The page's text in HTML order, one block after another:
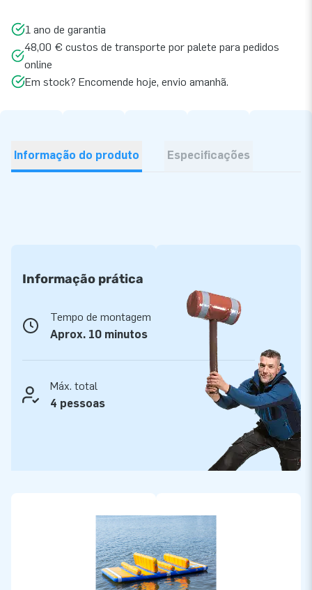
1 ano de garantia
48,00 € custos de transporte por palete para pedidos
online
Em stock? Encomende hoje, envio amanhã.
Informação do produto Especificações
Informação prática
Tempo de montagem
Aprox. 10 minutos
Máx. total
4 pessoas